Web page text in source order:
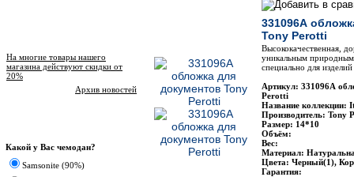
На многие товары нашего
магазина действуют скидки от
20%
Архив новостей
Какой у Вас чемодан?
Samsonite (90%)
331096А
Tony Perotti
Высококачественная,
уникальным
специально для
Артикул: 331096А
Perotti
Название коллекции:
Производитель: Tony
Размер: 14*10
Объём:
Вес:
Материал:
Цвета: Черный(1),
Гарантия: